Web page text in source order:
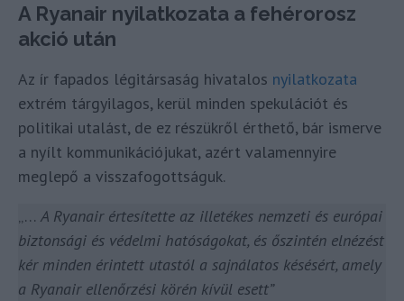
A Ryanair nyilatkozata a fehérorosz
akció után
Az ír fapados légitársaság hivatalos nyilatkozata
extrém tárgyilagos, kerül minden spekulációt és
politikai utalást, de ez részükről érthető, bár ismerve
a nyílt kommunikációjukat, azért valamennyire
meglepő a visszafogottságuk.
„… A Ryanair értesítette az illetékes nemzeti és európai
biztonsági és védelmi hatóságokat, és őszintén elnézést
kér minden érintett utastól a sajnálatos késésért, amely
a Ryanair ellenőrzési körén kívül esett”